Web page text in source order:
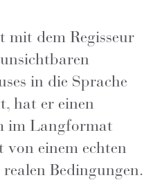
mit dem Regisseur
in die Sprache
hat er einen
im Langformat
von einem echten
Bedingungen.